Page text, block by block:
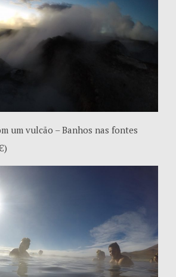
um vulcão – Banhos nas fontes